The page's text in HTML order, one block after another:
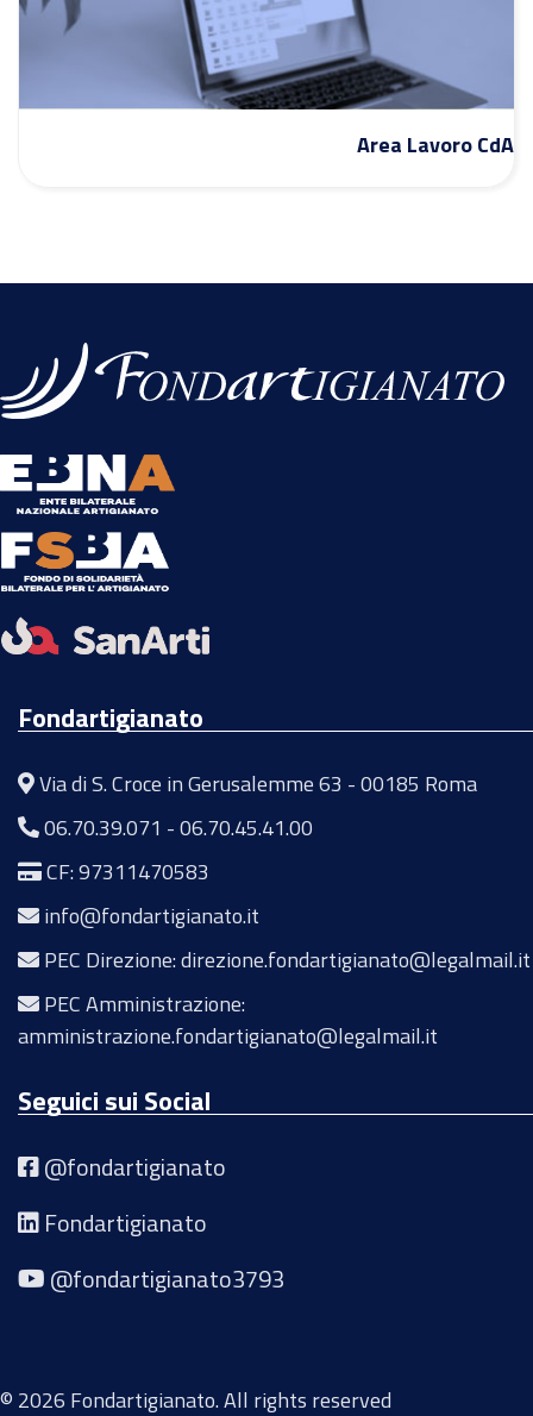
Area Lavoro CdA
Fondartigianato
Via di S. Croce in Gerusalemme 63 - 00185 Roma
06.70.39.071 -06.70.45.41.00
CF: 97311470583
info@fondartigianato.it
PEC Direzione: direzione.fondartigianato@legalmail.it
PEC Amministrazione:
amministrazione.fondartigianato@legalmail.it
Seguici sui Social
@fondartigianato
Fondartigianato
@fondartigianato3793
© 2026 Fondartigianato. All rights reserved